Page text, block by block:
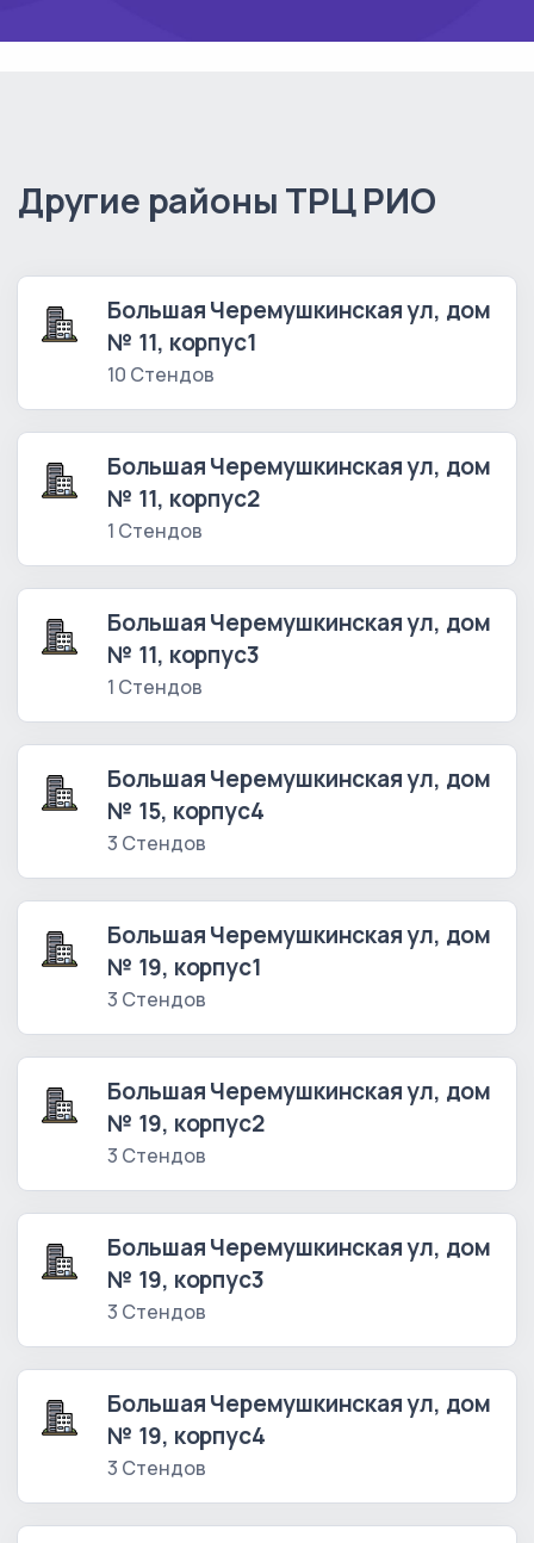
Другие районы ТРЦ РИО
Большая Черемушкинская ул, дом
№ 11, корпус1
10 Стендов
Большая Черемушкинская ул, дом
№ 11, корпус2
1 Стендов
Большая Черемушкинская ул, дом
№ 11, корпус3
1 Стендов
Большая Черемушкинская ул, дом
№ 15, корпус4
3 Стендов
Большая Черемушкинская ул, дом
№ 19, корпус1
3 Стендов
Большая Черемушкинская ул, дом
№ 19, корпус2
3 Стендов
Большая Черемушкинская ул, дом
№ 19, корпус3
3 Стендов
Большая Черемушкинская ул, дом
№ 19, корпус4
3 Стендов